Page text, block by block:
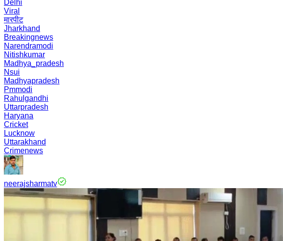
Delhi
Viral
मारपीट
Jharkhand
Breakingnews
Narendramodi
Nitishkumar
Madhya_pradesh
Nsui
Madhyapradesh
Pmmodi
Rahulgandhi
Uttarpradesh
Haryana
Cricket
Lucknow
Uttarakhand
Crimenews
neerajsharmatv